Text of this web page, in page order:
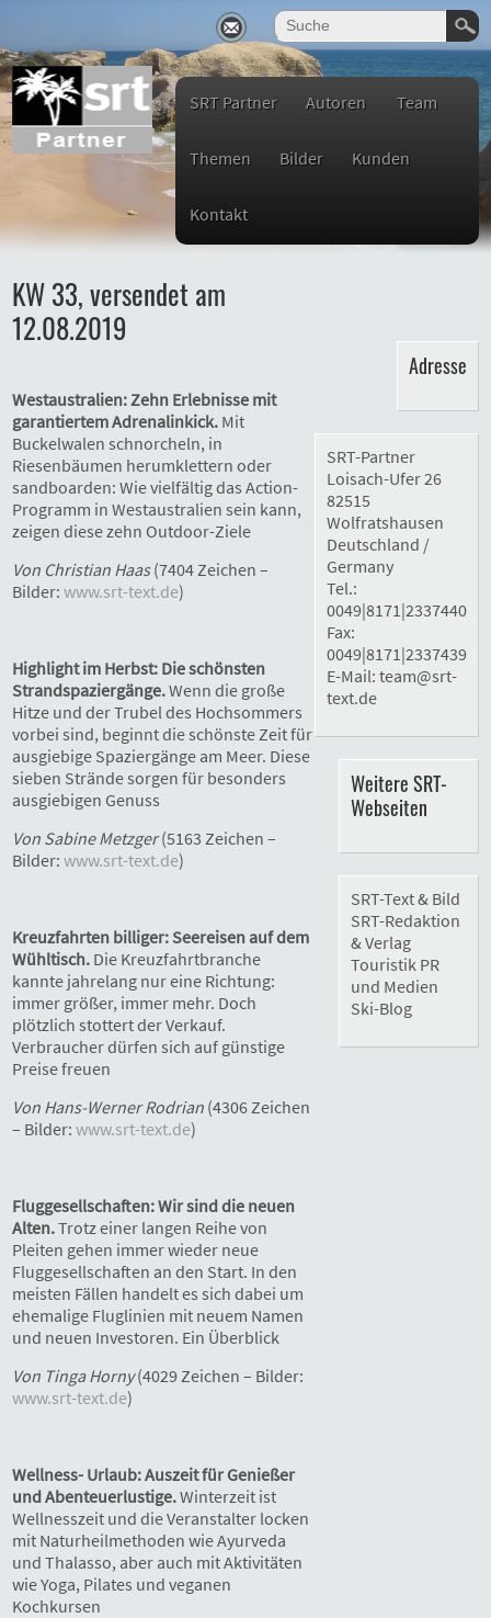
SRT Partner Autoren Team
Themen Bilder Kunden
Kontakt
KW 33, versendet am
12.08.2019
Westaustralien: Zehn Erlebnisse mit
garantiertem Adrenalinkick. Mit
Buckelwalen schnorcheln, in
Riesenbäumen herumklettern oder
sandboarden: Wie vielfältig das Action-
Programm in Westaustralien sein kann,
zeigen diese zehn Outdoor-Ziele
Von Christian Haas(7404 Zeichen –
Bilder: www.srt-text.de)
Highlight im Herbst: Die schönsten
Strandspaziergänge.Wenn die große
Hitze und der Trubel des Hochsommers
vorbei sind, beginnt die schönste Zeit für
ausgiebige Spaziergänge am Meer. Diese
sieben Strände sorgen für besonders
ausgiebigen Genuss
Von Sabine Metzger(5163 Zeichen –
Bilder: www.srt-text.de)
Kreuzfahrten billiger: Seereisen auf dem
Wühltisch. Die Kreuzfahrtbranche
kannte jahrelang nur eine Richtung:
immer größer, immer mehr. Doch
plötzlich stottert der Verkauf.
Verbraucher dürfen sich auf günstige
Preise freuen
Von Hans-Werner Rodrian (4306 Zeichen
– Bilder: www.srt-text.de)
Fluggesellschaften: Wir sind die neuen
Alten.Trotz einer langen Reihe von
Pleiten gehen immer wieder neue
Fluggesellschaften an den Start. In den
meisten Fällen handelt es sich dabei um
ehemalige Fluglinien mit neuem Namen
und neuen Investoren. Ein Überblick
Von Tinga Horny(4029 Zeichen – Bilder:
www.srt-text.de)
Wellness- Urlaub: Auszeit für Genießer
und Abenteuerlustige.Winterzeit ist
Wellnesszeit und die Veranstalter locken
mit Naturheilmethoden wie Ayurveda
und Thalasso, aber auch mit Aktivitäten
wie Yoga, Pilates und veganen
Kochkursen
Adresse
SRT-Partner
Loisach-Ufer 26
82515
Wolfratshausen
Deutschland /
Germany
Tel.:
0049|8171|2337440
Fax:
0049|8171|2337439
E-Mail: team@srt-
text.de
Weitere SRT-
Webseiten
SRT-Text & Bild
SRT-Redaktion
& Verlag
Touristik PR
und Medien
Ski-Blog